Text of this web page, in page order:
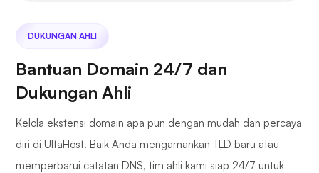
DUKUNGAN AHLI
Bantuan Domain 24/7 dan
Dukungan Ahli
Kelola ekstensi domain apa pun dengan mudah dan percaya
diri di UltaHost. Baik Anda mengamankan TLD baru atau
memperbarui catatan DNS, tim ahli kami siap 24/7 untuk